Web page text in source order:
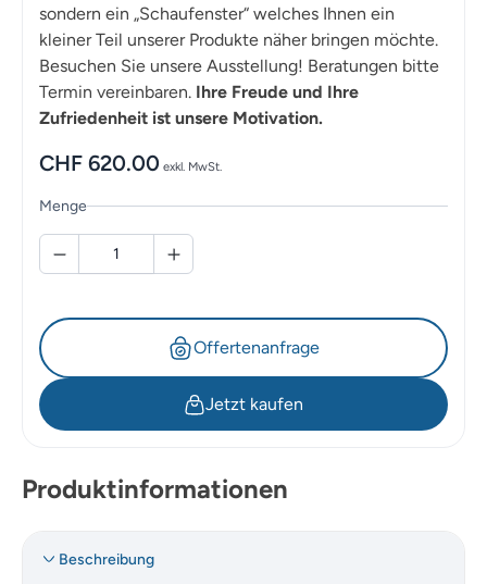
sondern ein „Schaufenster“ welches Ihnen ein
kleiner Teil unserer Produkte näher bringen möchte.
Besuchen Sie unsere Ausstellung! Beratungen bitte
Termin vereinbaren. Ihre Freude und Ihre
Zufriedenheit ist unsere Motivation.
CHF 620.00 exkl. MwSt.
Menge
Offertenanfrage
Jetzt kaufen
Produktinformationen
Beschreibung